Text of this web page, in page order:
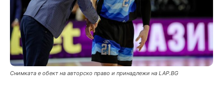
Снимката е обект на авторско право и принадлежи на LAP.BG